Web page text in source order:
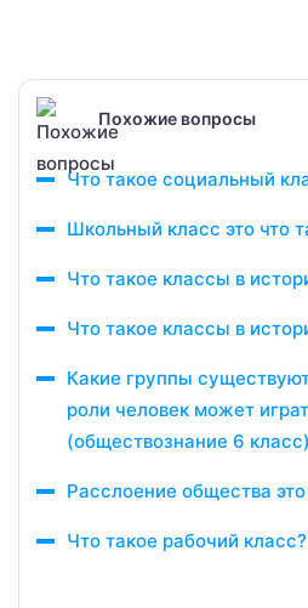
Похожие вопросы
Что такое социальный
Школьный класс это что
Что такое классы в
Что такое классы в
Какие группы
роли человек может
(обществознание 6
Расслоение общества это
Что такое рабочий класс?